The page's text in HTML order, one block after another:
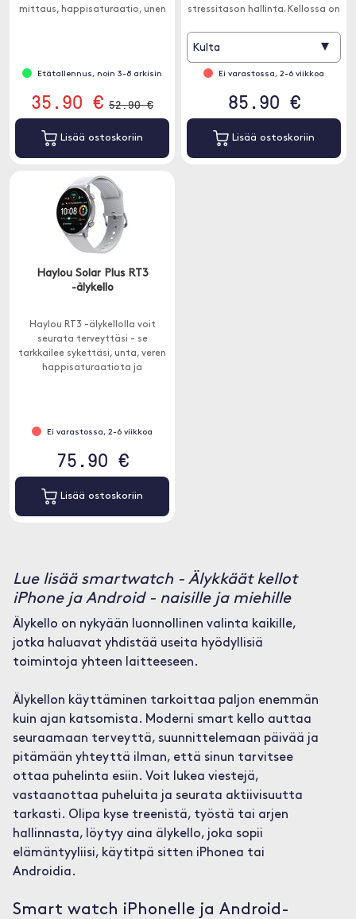
mittaus, happisaturaatio, unen
Etätallennus, noin 3-8 arkisin
35.90 € 52.90 €
Lisää ostoskoriin
stressitason hallinta. Kellossa on
Kulta ▾
Ei varastossa, 2-6 viikkoa
85.90 €
Lisää ostoskoriin
Haylou Solar Plus RT3
-älykello
Haylou RT3 -älykellolla voit
seurata terveyttäsi - se
tarkkailee sykettäsi, unta, veren
happisaturaatiota ja
Ei varastossa, 2-6 viikkoa
75.90 €
Lisää ostoskoriin
Lue lisää smartwatch - Älykkäät kellot
iPhone ja Android - naisille ja miehille
Älykello on nykyään luonnollinen valinta kaikille,
jotka haluavat yhdistää useita hyödyllisiä
toimintoja yhteen laitteeseen.
Älykellon käyttäminen tarkoittaa paljon enemmän
kuin ajan katsomista. Moderni smart kello auttaa
seuraamaan terveyttä, suunnittelemaan päivää ja
pitämään yhteyttä ilman, että sinun tarvitsee
ottaa puhelinta esiin. Voit lukea viestejä,
vastaanottaa puheluita ja seurata aktiivisuutta
tarkasti. Olipa kyse treenistä, työstä tai arjen
hallinnasta, löytyy aina älykello, joka sopii
elämäntyyliisi, käytitpä sitten iPhonea tai
Androidia.
Smart watch iPhonelle ja Android-